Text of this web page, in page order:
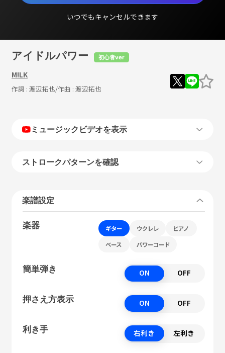
いつでもキャンセルできます
アイドルパワー 初心者ver
M!LK
作詞 : 渡辺拓也/作曲 : 渡辺拓也
ミュージックビデオを表示
ストロークパターンを確認
楽譜設定
楽器 ギター ウクレレ ピアノ
ベース パワーコード
簡単弾き ON OFF
押さえ方表示 ON OFF
利き手 右利き 左利き